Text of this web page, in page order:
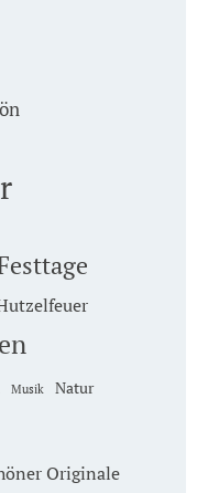
Musik
Natur
Originale